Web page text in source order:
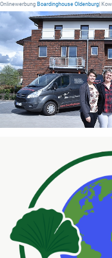
Onlinewerbung Boardinghouse Oldenburg |